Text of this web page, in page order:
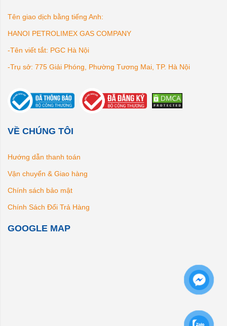
Tên giao dịch bằng tiếng Anh:
HANOI PETROLIMEX GAS COMPANY
-Tên viết tắt: PGC Hà Nội
-Trụ sở: 775 Giải Phóng, Phường Tương Mai, TP. Hà Nội
VỀ CHÚNG TÔI
Hướng dẫn thanh toán
Vận chuyển & Giao hàng
Chính sách bảo mật
Chính Sách Đổi Trả Hàng
GOOGLE MAP